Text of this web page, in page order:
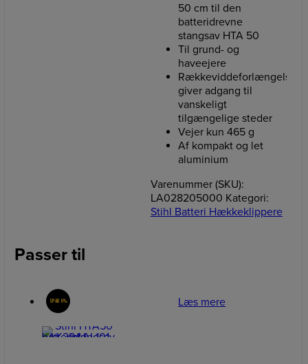
50 cm til den
batteridrevne
stangsav HTA 50
Til grund- og
haveejere
Rækkeviddeforlængelsen
giver adgang til
vanskeligt
tilgængelige steder
Vejer kun 465 g
Af kompakt og let
aluminium
Varenummer (SKU):
LA028205000 Kategori:
Stihl Batteri Hækkeklippere
Passer til
SPAR 6% Læs mere